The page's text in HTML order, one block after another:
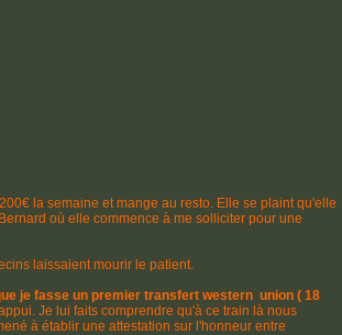
la semaine et mange au resto. Elle se plaint qu'elle
où elle commence à me solliciter pour une
laissaient mourir le patient.
je fasse un premier transfert western union ( 18
Je lui faits comprendre qu'à ce train là nous
à établir une attestation sur l'honneur entre